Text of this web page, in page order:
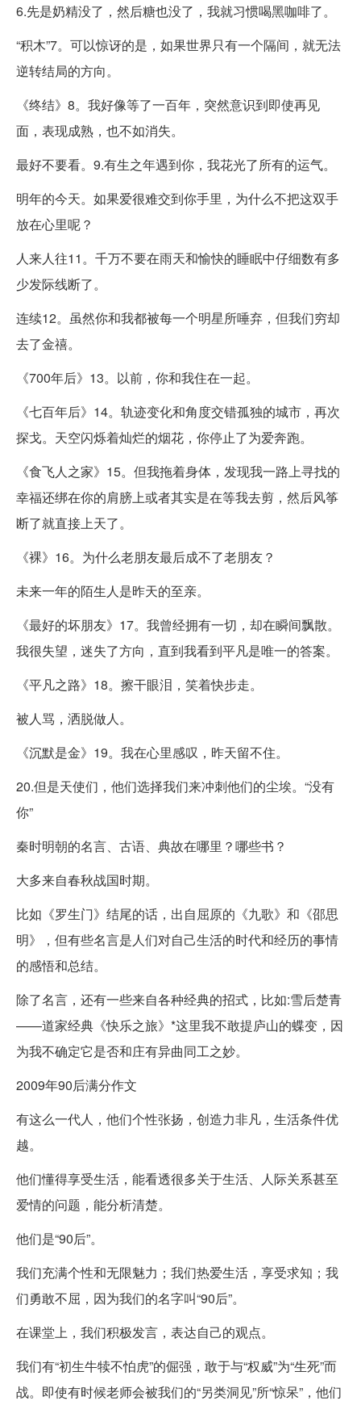
6.先是奶精没了，然后糖也没了，我就习惯喝黑咖啡了。
“积木”7。可以惊讶的是，如果世界只有一个隔间，就无法
逆转结局的方向。
《终结》8。我好像等了一百年，突然意识到即使再见
面，表现成熟，也不如消失。
最好不要看。9.有生之年遇到你，我花光了所有的运气。
明年的今天。如果爱很难交到你手里，为什么不把这双手
放在心里呢？
人来人往11。千万不要在雨天和愉快的睡眠中仔细数有多
少发际线断了。
连续12。虽然你和我都被每一个明星所唾弃，但我们穷却
去了金禧。
《700年后》13。以前，你和我住在一起。
《七百年后》14。轨迹变化和角度交错孤独的城市，再次
探戈。天空闪烁着灿烂的烟花，你停止了为爱奔跑。
《食飞人之家》15。但我拖着身体，发现我一路上寻找的
幸福还绑在你的肩膀上或者其实是在等我去剪，然后风筝
断了就直接上天了。
《裸》16。为什么老朋友最后成不了老朋友？
未来一年的陌生人是昨天的至亲。
《最好的坏朋友》17。我曾经拥有一切，却在瞬间飘散。
我很失望，迷失了方向，直到我看到平凡是唯一的答案。
《平凡之路》18。擦干眼泪，笑着快步走。
被人骂，洒脱做人。
《沉默是金》19。我在心里感叹，昨天留不住。
20.但是天使们，他们选择我们来冲刺他们的尘埃。“没有
你”
秦时明朝的名言、古语、典故在哪里？哪些书？
大多来自春秋战国时期。
比如《罗生门》结尾的话，出自屈原的《九歌》和《邵思
明》，但有些名言是人们对自己生活的时代和经历的事情
的感悟和总结。
除了名言，还有一些来自各种经典的招式，比如:雪后楚青
——道家经典《快乐之旅》*这里我不敢提庐山的蝶变，因
为我不确定它是否和庄有异曲同工之妙。
2009年90后满分作文
有这么一代人，他们个性张扬，创造力非凡，生活条件优
越。
他们懂得享受生活，能看透很多关于生活、人际关系甚至
爱情的问题，能分析清楚。
他们是“90后”。
我们充满个性和无限魅力；我们热爱生活，享受求知；我
们勇敢不屈，因为我们的名字叫“90后”。
在课堂上，我们积极发言，表达自己的观点。
我们有“初生牛犊不怕虎”的倔强，敢于与“权威”为“生死”而
战。即使有时候老师会被我们的“另类洞见”所“惊呆”，他们